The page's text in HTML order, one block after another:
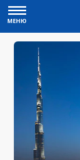
МЕНЮ